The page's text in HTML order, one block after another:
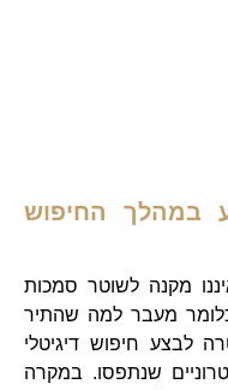
במהלך החיפוש
מקנה לשוטר סמכות
מעבר למה שהתיר
לבצע חיפוש דיגיטלי
שנתפסו. במקרה